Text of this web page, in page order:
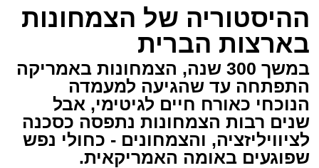
ההיסטוריה של הצמחונות
בארצות הברית
במשך 300 שנה, הצמחונות באמריקה
התפתחה עד שהגיעה למעמדה
הנוכחי כאורח חיים לגיטימי, אבל
שנים רבות הצמחונות נתפסה כסכנה
לציוויליזציה, והצמחונים - כחולי נפש
שפוגעים באומה האמריקאית.